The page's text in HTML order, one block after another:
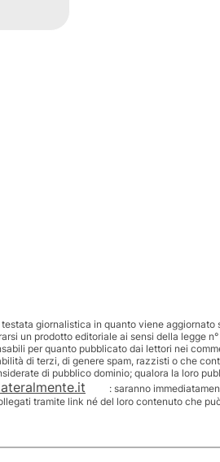
giornalistica in quanto viene
un prodotto editoriale ai sensi della legge
per quanto pubblicato dai lettori nei
di terzi, di genere spam, razzisti o che
di pubblico dominio; qualora la loro
: saranno
tramite link né del loro contenuto che